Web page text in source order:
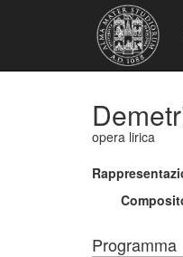
opera lirica
Programma